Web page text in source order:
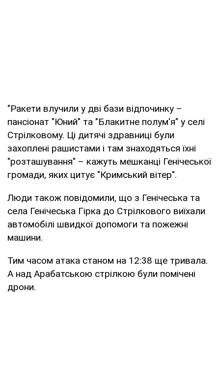
"Ракети влучили у дві бази відпочинку –
пансіонат "Юний" та "Блакитне полум'я" у селі
Стрілковому. Ці дитячі здравниці були
захоплені рашистами і там знаходяться їхні
"розташування" – кажуть мешканці Генічеської
громади, яких цитує "Кримський вітер".
Люди також повідомили, що з Генічеська та
села Генічеська Гірка до Стрілкового виїхали
автомобілі швидкої допомоги та пожежні
машини.
Тим часом атака станом на 12:38 ще тривала.
А над Арабатською стрілкою були помічені
дрони.